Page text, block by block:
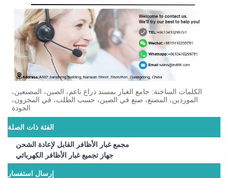
الكلمات الساخنة: جامع الغبار بمسند ذراع ناعم، الصين، المصنعين،
الموردين، المصنع، صنع في الصين، حسب الطلب، في المخزون،
الجودة
الفئة ذات الصلة
مجمع غبار الأظافر القابل لإعادة الشحن
جهاز تجميع غبار الأظافر الكهربائي
إرسال استفسار